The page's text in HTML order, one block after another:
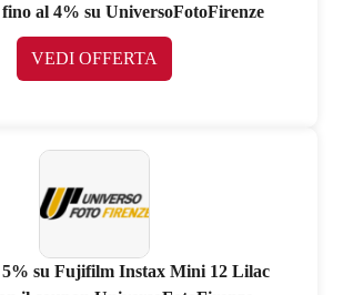
fino al 4% su UniversoFotoFirenze
VEDI OFFERTA
su Fujifilm Instax Mini 12 Lilac